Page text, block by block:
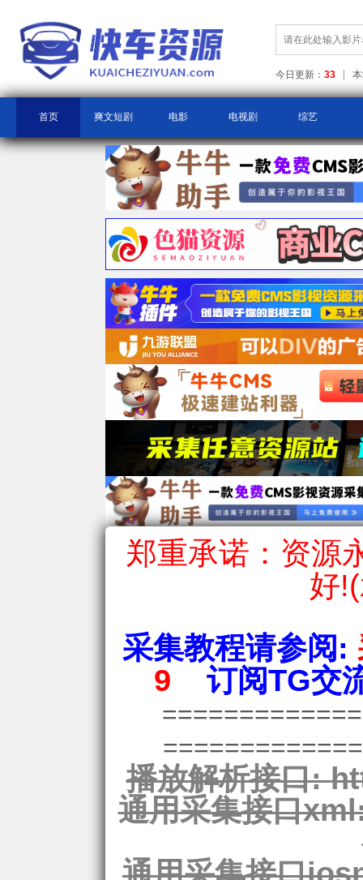
今日更新： 33
首页 爽文短剧 电影 电视剧 综艺
郑重承诺：资源
好
采集教程请参阅:
9
订阅TG交
播放解析接口:
通用采集接口